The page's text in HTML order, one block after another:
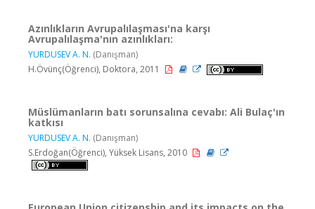
Azınlıkların Avrupalılaşması'na karşı
Avrupalılaşma'nın azınlıkları:
YURDUSEV A. N. (Danışman)
H.Övünç(Öğrenci), Doktora, 2011
Müslümanların batı sorunsalına cevabı: Ali Bulaç'ın
katkısı
YURDUSEV A. N. (Danışman)
S.Erdoğan(Öğrenci), Yüksek Lisans, 2010